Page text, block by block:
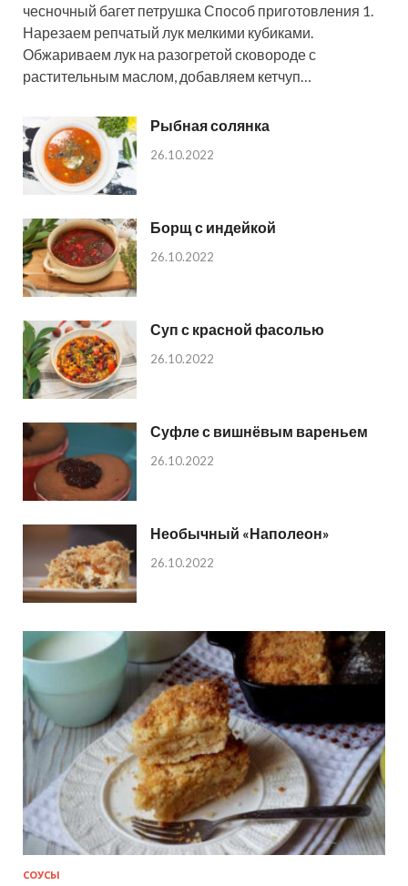
чесночный багет петрушка Способ приготовления 1.
Нарезаем репчатый лук мелкими кубиками.
Обжариваем лук на разогретой сковороде с
растительным маслом, добавляем кетчуп…
Рыбная солянка
26.10.2022
Борщ с индейкой
26.10.2022
Суп с красной фасолью
26.10.2022
Суфле с вишнёвым вареньем
26.10.2022
Необычный «Наполеон»
26.10.2022
СОУСЫ